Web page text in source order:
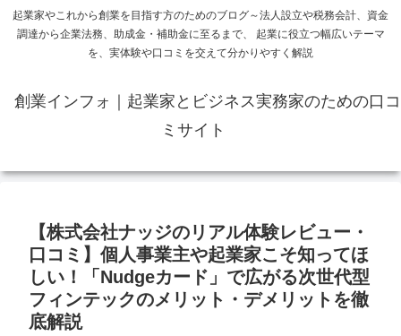
起業家やこれから創業を目指す方のためのブログ～法人設立や税務会計、資金
調達から企業法務、助成金・補助金に至るまで、 起業に役立つ幅広いテーマ
を、実体験や口コミを交えて分かりやすく解説
創業インフォ｜起業家とビジネス実務家のための口コ
ミサイト
【株式会社ナッジのリアル体験レビュー・
口コミ】個人事業主や起業家こそ知ってほ
しい！「Nudgeカード」で広がる次世代型
フィンテックのメリット・デメリットを徹
底解説